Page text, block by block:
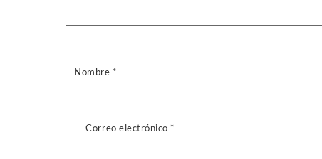
Nombre *
Correo electrónico *